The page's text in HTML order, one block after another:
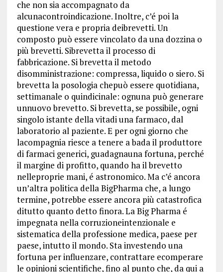
che non sia accompagnato da
alcunacontroindicazione. Inoltre, c’é poi la
questione vera e propria deibrevetti. Un
composto può essere vincolato da una dozzina o
più brevetti. Sibrevetta il processo di
fabbricazione. Si brevetta il metodo
disomministrazione: compressa, liquido o siero. Si
brevetta la posologia chepuò essere quotidiana,
settimanale o quindicinale: ognuna può generare
unnuovo brevetto. Si brevetta, se possibile, ogni
singolo istante della vitadi una farmaco, dal
laboratorio al paziente. E per ogni giorno che
lacompagnia riesce a tenere a bada il produttore
di farmaci generici, guadagnauna fortuna, perché
il margine di profitto, quando ha il brevetto
nelleproprie mani, é astronomico. Ma c’é ancora
un’altra politica della BigPharma che, a lungo
termine, potrebbe essere ancora più catastrofica
ditutto quanto detto finora. La Big Pharma é
impegnata nella corruzioneintenzionale e
sistematica della professione medica, paese per
paese, intutto il mondo. Sta investendo una
fortuna per influenzare, contrattare ecomperare
le opinioni scientifiche, fino al punto che, da qui a